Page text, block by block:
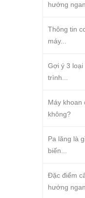
hướng
Thông tin
máy...
Gợi ý 3 loại
trình...
Máy khoan
không?
Pa lăng là
biến...
Đặc điểm
hướng